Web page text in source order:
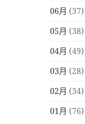
06月 (37)
05月 (38)
04月 (49)
03月 (28)
02月 (34)
01月 (76)